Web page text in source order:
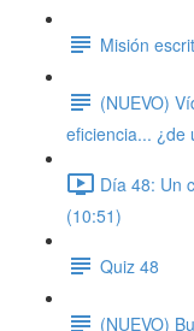
Misión
(NUEVO)
eficiencia... ¿de
Día 48: Un
(10:51)
Quiz 48
(NUEVO)